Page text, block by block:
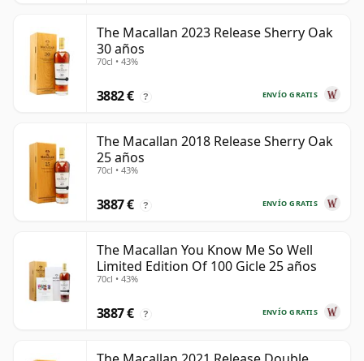
The Macallan 2023 Release Sherry Oak
30 años
70cl • 43%
ENVÍO GRATIS
3882 € ?
The Macallan 2018 Release Sherry Oak
25 años
70cl • 43%
ENVÍO GRATIS
3887 € ?
The Macallan You Know Me So Well
Limited Edition Of 100 Gicle 25 años
70cl • 43%
ENVÍO GRATIS
3887 € ?